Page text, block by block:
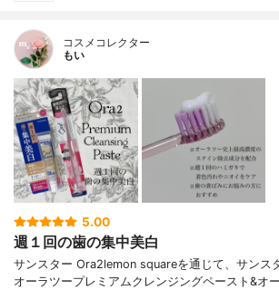
コスメコレクター
もい
5.00
週１回の歯の集中美白
サンスター Ora2lemon squareを通じて、サンス
オーラツープレミアムクレンジングペースト&オ